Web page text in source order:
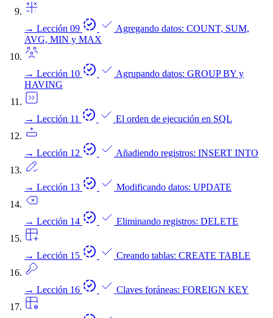
→ Lección 09
Agregando datos: COUNT, SUM,
AVG, MIN y MAX
→ Lección 10
Agrupando datos: GROUP BY y
HAVING
→ Lección 11 El orden de ejecución en SQL
→ Lección 12 Añadiendo registros: INSERT INTO
→ Lección 13 Modificando datos: UPDATE
→ Lección 14 Eliminando registros: DELETE
→ Lección 15 Creando tablas: CREATE TABLE
→ Lección 16 Claves foráneas: FOREIGN KEY